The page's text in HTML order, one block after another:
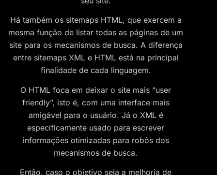
Há também os sitemaps HTML, que exercem a
mesma função de listar todas as páginas de um
site para os mecanismos de busca. A diferença
entre sitemaps XML e HTML está na principal
finalidade de cada linguagem.
O HTML foca em deixar o site mais “user
friendly”, isto é, com uma interface mais
amigável para o usuário. Já o XML é
especificamente usado para escrever
informações otimizadas para robôs dos
mecanismos de busca.
Então, caso o objetivo seja a melhoria de